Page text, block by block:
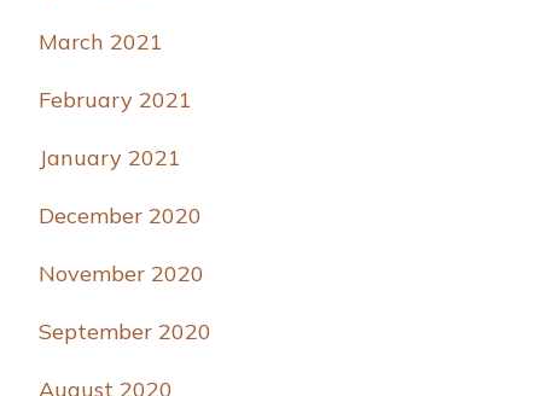
March 2021
February 2021
January 2021
December 2020
November 2020
September 2020
August 2020